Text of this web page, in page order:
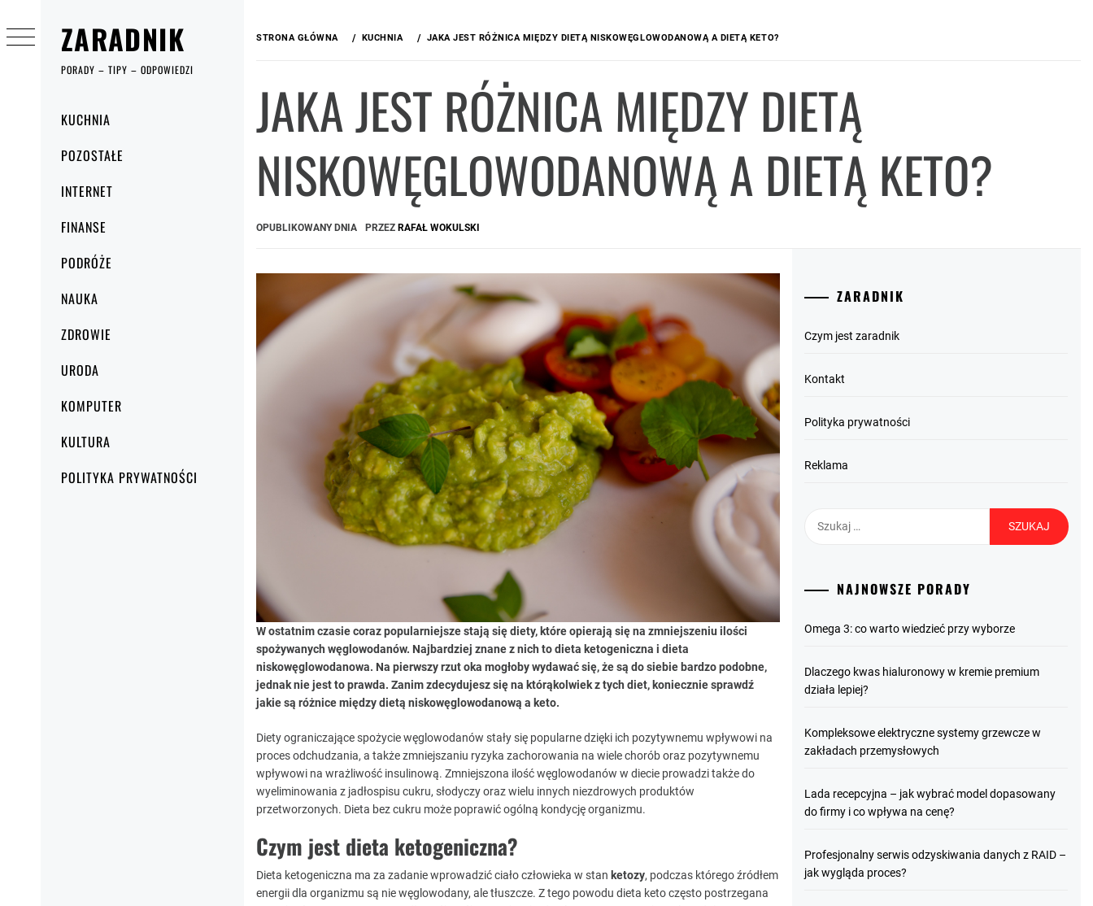
ZARADNIK
PORADY – TIPY – ODPOWIEDZI
główneKUCHNIA
POZOSTAŁE
INTERNET
FINANSE
PODRÓŻE
NAUKA
ZDROWIE
URODA
KOMPUTER
KULTURA
POLITYKA PRYWATNOŚCI
do
treści
STRONA GŁÓWNA KUCHNIA JAKA JEST RÓŻNICA MIĘDZY DIETĄ NISKOWĘGLOWODANOWĄ A DIETĄ KETO?
JAKA JEST RÓŻNICA MIĘDZY DIETĄ
NISKOWĘGLOWODANOWĄ A DIETĄ KETO?
OPUBLIKOWANY DNIA PRZEZ RAFAŁ WOKULSKI
W ostatnim czasie coraz popularniejsze stają się diety, które opierają się na zmniejszeniu ilości
spożywanych węglowodanów. Najbardziej znane z nich to dieta ketogeniczna i dieta
niskowęglowodanowa. Na pierwszy rzut oka mogłoby wydawać się, że są do siebie bardzo podobne,
jednak nie jest to prawda. Zanim zdecydujesz się na którąkolwiek z tych diet, koniecznie sprawdź
jakie są różnice między dietą niskowęglowodanową a keto.
Diety ograniczające spożycie węglowodanów stały się popularne dzięki ich pozytywnemu wpływowi na
proces odchudzania, a także zmniejszaniu ryzyka zachorowania na wiele chorób oraz pozytywnemu
wpływowi na wrażliwość insulinową. Zmniejszona ilość węglowodanów w diecie prowadzi także do
wyeliminowania z jadłospisu cukru, słodyczy oraz wielu innych niezdrowych produktów
przetworzonych. Dieta bez cukru może poprawić ogólną kondycję organizmu.
Czym jest dieta ketogeniczna?
Dieta ketogeniczna ma za zadanie wprowadzić ciało człowieka w stan ketozy, podczas którego źródłem
energii dla organizmu są nie węglowodany, ale tłuszcze. Z tego powodu dieta keto często postrzegana
ZARADNIK
Czym jest zaradnik
Kontakt
Polityka prywatności
Reklama
NAJNOWSZE PORADY
Omega 3: co warto wiedzieć przy wyborze
Dlaczego kwas hialuronowy w kremie premium
działa lepiej?
Kompleksowe elektryczne systemy grzewcze w
zakładach przemysłowych
Lada recepcyjna – jak wybrać model dopasowany
do firmy i co wpływa na cenę?
Profesjonalny serwis odzyskiwania danych z RAID –
jak wygląda proces?